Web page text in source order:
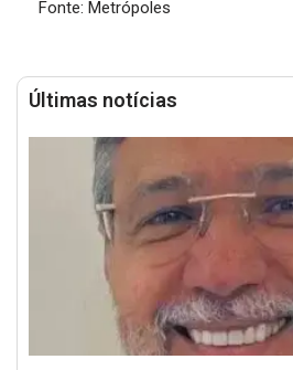
Fonte: Metrópoles
Últimas notícias